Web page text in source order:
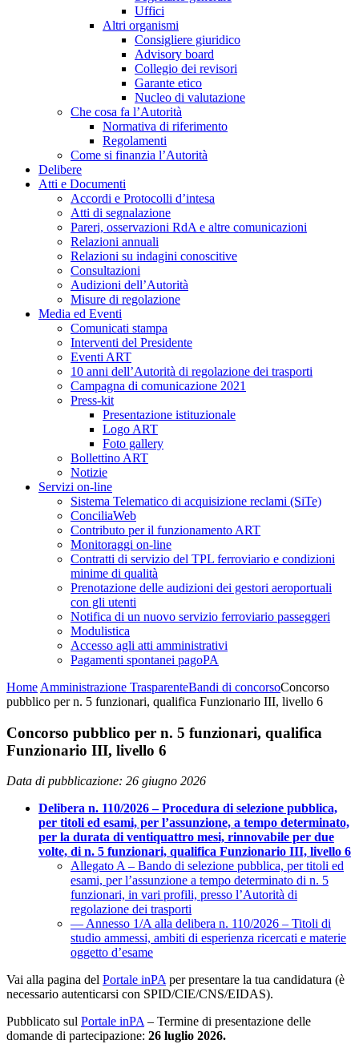
Uffici
Altri organismi
Consigliere giuridico
Advisory board
Collegio dei revisori
Garante etico
Nucleo di valutazione
Che cosa fa l’Autorità
Normativa di riferimento
Regolamenti
Come si finanzia l’Autorità
Delibere
Atti e Documenti
Accordi e Protocolli d’intesa
Atti di segnalazione
Pareri, osservazioni RdA e altre comunicazioni
Relazioni annuali
Relazioni su indagini conoscitive
Consultazioni
Audizioni dell’Autorità
Misure di regolazione
Media ed Eventi
Comunicati stampa
Interventi del Presidente
Eventi ART
10 anni dell’Autorità di regolazione dei trasporti
Campagna di comunicazione 2021
Press-kit
Presentazione istituzionale
Logo ART
Foto gallery
Bollettino ART
Notizie
Servizi on-line
Sistema Telematico di acquisizione reclami (SiTe)
ConciliaWeb
Contributo per il funzionamento ART
Monitoraggi on-line
Contratti di servizio del TPL ferroviario e condizioni
minime di qualità
Prenotazione delle audizioni dei gestori aeroportuali
con gli utenti
Notifica di un nuovo servizio ferroviario passeggeri
Modulistica
Accesso agli atti amministrativi
Pagamenti spontanei pagoPA
Home Amministrazione TrasparenteBandi di concorsoConcorso
pubblico per n. 5 funzionari, qualifica Funzionario III, livello 6
Concorso pubblico per n. 5 funzionari, qualifica
Funzionario III, livello 6
Data di pubblicazione: 26 giugno 2026
Delibera n. 110/2026 – Procedura di selezione pubblica,
per titoli ed esami, per l’assunzione, a tempo determinato,
per la durata di ventiquattro mesi, rinnovabile per due
volte, di n. 5 funzionari, qualifica Funzionario III, livello 6
Allegato A – Bando di selezione pubblica, per titoli ed
esami, per l’assunzione a tempo determinato di n. 5
funzionari, in vari profili, presso l’Autorità di
regolazione dei trasporti
— Annesso 1/A alla delibera n. 110/2026 – Titoli di
studio ammessi, ambiti di esperienza ricercati e materie
oggetto d’esame
Vai alla pagina del Portale inPAper presentare la tua candidatura (è
necessario autenticarsi con SPID/CIE/CNS/EIDAS).
Pubblicato sul Portale inPA– Termine di presentazione delle
domande di partecipazione: 26 luglio 2026.